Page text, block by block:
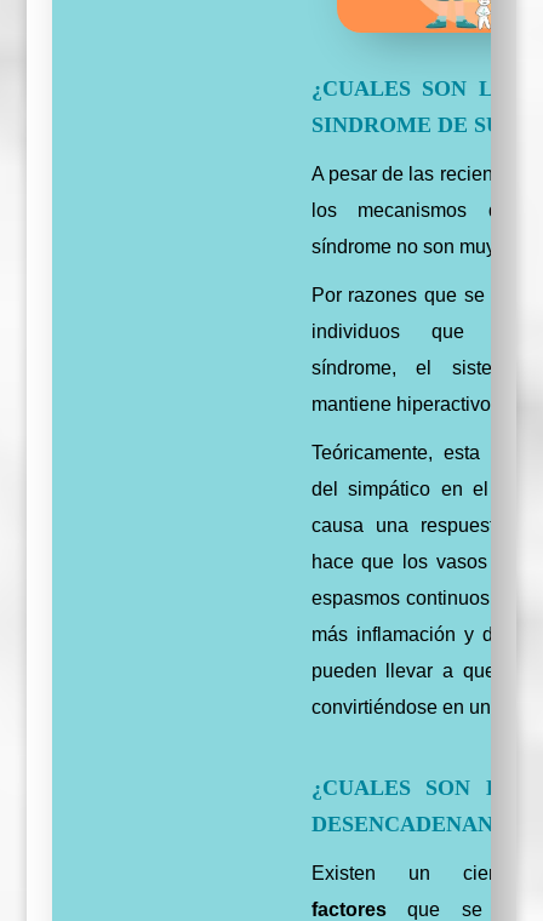
¿CUALES SON LAS
SINDROME DE
A pesar de las recientes
los mecanismos que
síndrome no son muy
Por razones que se
individuos que
síndrome, el sistema
mantiene hiperactivo todo
Teóricamente, esta
del simpático en el
causa una respuesta
hace que los vasos
espasmos continuos,
más inflamación y dolor.
pueden llevar a que el
convirtiéndose en un
¿CUALES SON LOS
Existen un cierto
factoresque se